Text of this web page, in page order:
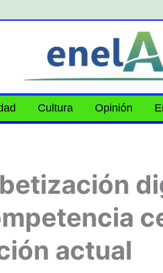
Cultura Opinión
actual